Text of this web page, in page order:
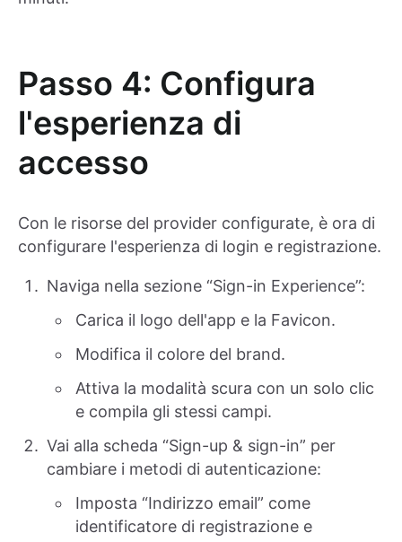
Passo 4: Configura
l'esperienza di
accesso
Con le risorse del provider configurate, è ora di
configurare l'esperienza di login e registrazione.
Naviga nella sezione “Sign-in Experience”:
Carica il logo dell'app e la Favicon.
Modifica il colore del brand.
Attiva la modalità scura con un solo clic
e compila gli stessi campi.
Vai alla scheda “Sign-up & sign-in” per
cambiare i metodi di autenticazione:
Imposta “Indirizzo email” come
identificatore di registrazione e